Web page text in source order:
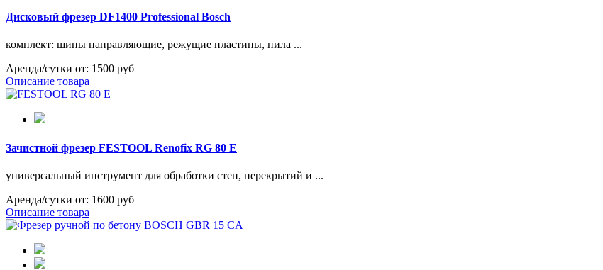
Дисковый фрезер DF1400 Professional Bosch
комплект: шины направляющие, режущие пластины, пила ...
Аренда/сутки от: 1500 руб
Описание товара
Зачистной фрезер FESTOOL Renofix RG 80 E
универсальный инструмент для обработки стен, перекрытий и ...
Аренда/сутки от: 1600 руб
Описание товара